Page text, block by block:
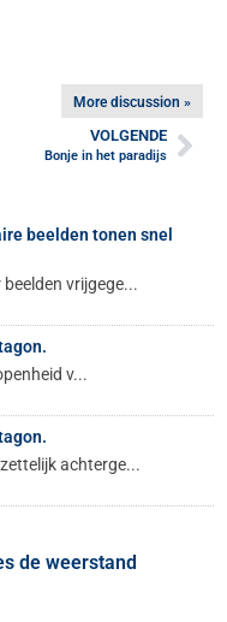
More discussion »
VOLGENDE
Bonje in het paradijs
beelden tonen snel
vrijgege...
v...
achterge...
de weerstand